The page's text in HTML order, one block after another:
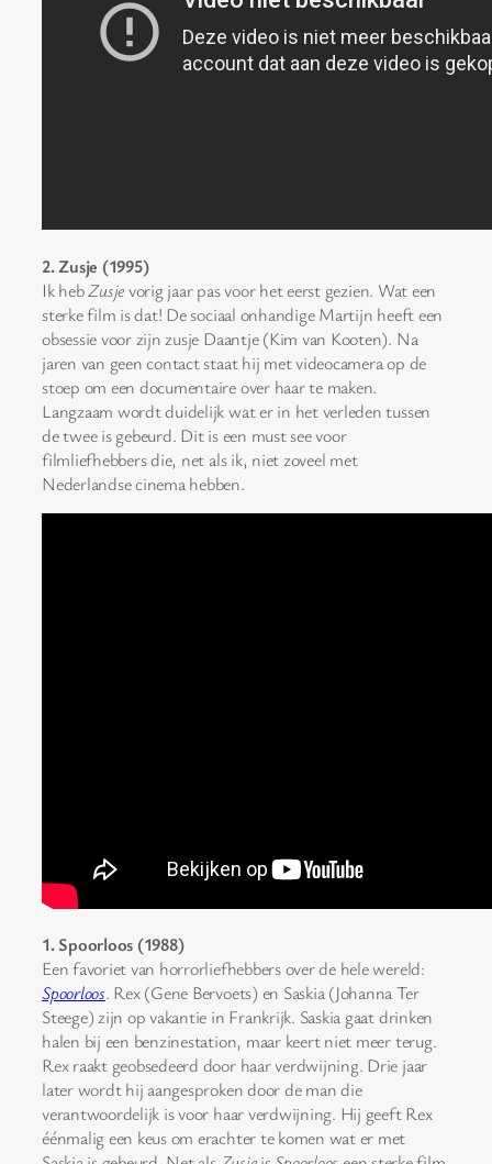
2. Zusje (1995)
Ik hebZusjevorig jaar pas voor het eerst gezien. Wat een
sterke film is dat! De sociaal onhandige Martijn heeft een
obsessie voor zijn zusje Daantje (Kim van Kooten). Na
jaren van geen contact staat hij met videocamera op de
stoep om een documentaire over haar te maken.
Langzaam wordt duidelijk wat er in het verleden tussen
de twee is gebeurd. Dit is een must see voor
filmliefhebbers die, net als ik, niet zoveel met
Nederlandse cinema hebben.
1. Spoorloos (1988)
Een favoriet van horrorliefhebbers over de hele wereld:
Spoorloos. Rex (Gene Bervoets) en Saskia (Johanna Ter
Steege) zijn op vakantie in Frankrijk. Saskia gaat drinken
halen bij een benzinestation, maar keert niet meer terug.
Rex raakt geobsedeerd door haar verdwijning. Drie jaar
later wordt hij aangesproken door de man die
verantwoordelijk is voor haar verdwijning. Hij geeft Rex
éénmalig een keus om erachter te komen wat er met